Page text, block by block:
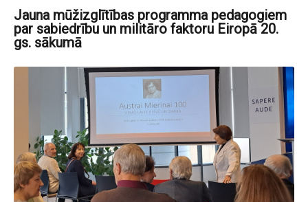
Jauna mūžizglītības programma pedagogiem
par sabiedrību un militāro faktoru Eiropā 20.
gs. sākumā